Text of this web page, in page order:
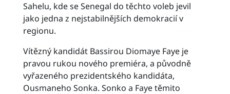
Sahelu, kde se Senegal do těchto voleb jevil
jako jedna z nejstabilnějších demokracií v
regionu.
Vítězný kandidát Bassirou Diomaye Faye je
pravou rukou nového premiéra, a původně
vyřazeného prezidentského kandidáta,
Ousmaneho Sonka. Sonko a Faye těmito